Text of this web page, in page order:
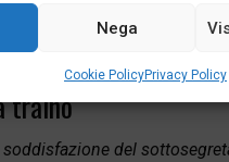
Nega
Cookie PolicyPrivacy Policy
Occupazione, nel 2025
traino
soddisfazione del